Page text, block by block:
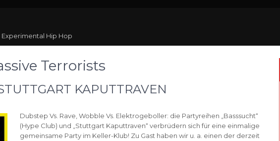
Hip Hop
Terrorists
KAPUTTRAVEN
Dubstep Vs. Rave, Wobble Vs. Elektrogeboller: die Partyreihen „Basssucht“
(Hype Club) und „Stuttgart Kaputtraven“ verbrüdern sich für eine einmalige
gemeinsame Party im Keller-Klub! Zu Gast haben wir u. a. einen der derzeit